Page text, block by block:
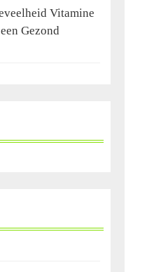
Vitamine
Gezond